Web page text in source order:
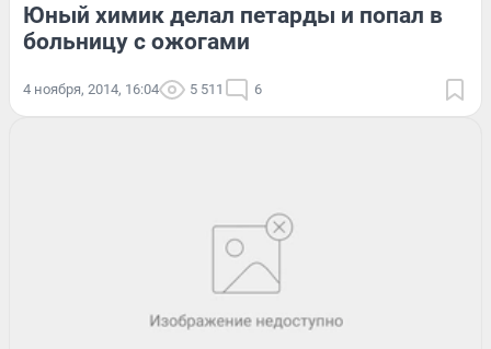
Юный химик делал петарды и попал в
больницу с ожогами
4 ноября, 2014, 16:04 5 511 6